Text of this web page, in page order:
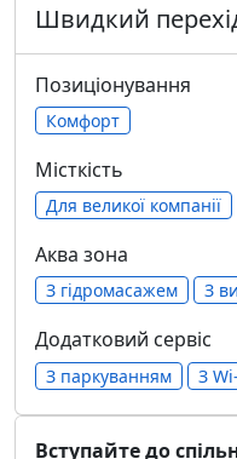
Швидкий
Позиціонування
Комфорт
Місткість
Для великої компанії
Аква зона
З гідромасажем З
Додатковий сервіс
З паркуванням З
Вступайте до